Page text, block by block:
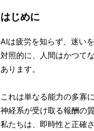
はじめに
AIは疲労を知らず、迷い
対照的に、人間はかつて
あります。
これは単なる能力の多寡
神経系が受け取る報酬の
私たちは、即時性と正確